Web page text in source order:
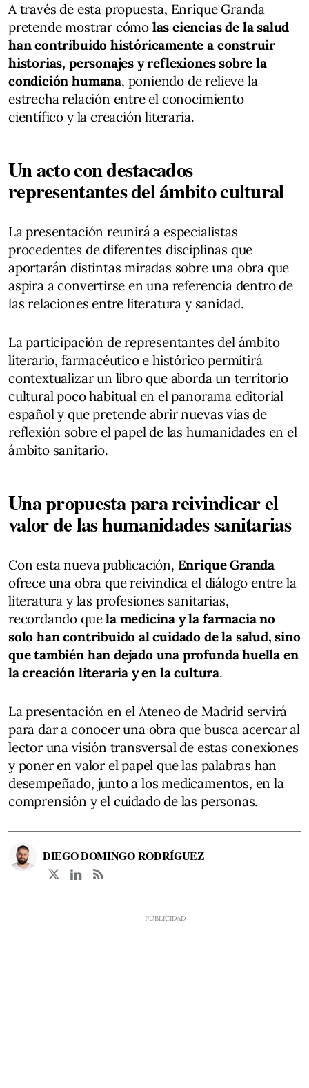
A través de esta propuesta, Enrique Granda
pretende mostrar cómo las ciencias de la salud
han contribuido históricamente a construir
historias, personajes y reflexiones sobre la
condición humana, poniendo de relieve la
estrecha relación entre el conocimiento
científico y la creación literaria.
Un acto con destacados
representantes del ámbito cultural
La presentación reunirá a especialistas
procedentes de diferentes disciplinas que
aportarán distintas miradas sobre una obra que
aspira a convertirse en una referencia dentro de
las relaciones entre literatura y sanidad.
La participación de representantes del ámbito
literario, farmacéutico e histórico permitirá
contextualizar un libro que aborda un territorio
cultural poco habitual en el panorama editorial
español y que pretende abrir nuevas vías de
reflexión sobre el papel de las humanidades en el
ámbito sanitario.
Una propuesta para reivindicar el
valor de las humanidades sanitarias
Con esta nueva publicación, Enrique Granda
ofrece una obra que reivindica el diálogo entre la
literatura y las profesiones sanitarias,
recordando quela medicina y la farmacia no
solo han contribuido al cuidado de la salud, sino
que también han dejado una profunda huella en
la creación literaria y en la cultura.
La presentación en el Ateneo de Madrid servirá
para dar a conocer una obra que busca acercar al
lector una visión transversal de estas conexiones
y poner en valor el papel que las palabras han
desempeñado, junto a los medicamentos, en la
comprensión y el cuidado de las personas.
DIEGO DOMINGO RODRÍGUEZ